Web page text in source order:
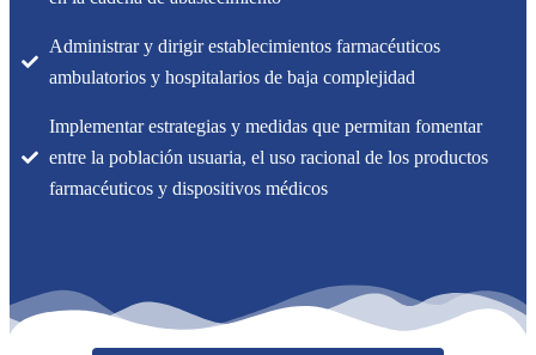
Administrar y dirigir establecimientos farmacéuticos
ambulatorios y hospitalarios de baja complejidad
Implementar estrategias y medidas que permitan fomentar
entre la población usuaria, el uso racional de los productos
farmacéuticos y dispositivos médicos